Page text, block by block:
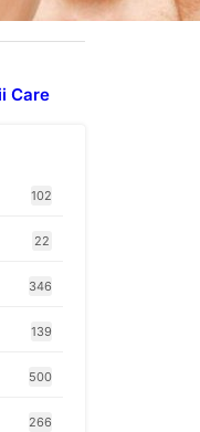
Care
102
22
346
139
500
266